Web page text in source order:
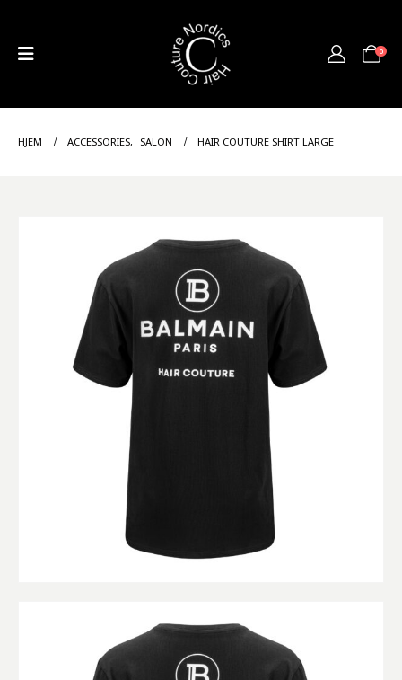
0
HJEM ACCESSORIES, SALON HAIR COUTURE SHIRT LARGE